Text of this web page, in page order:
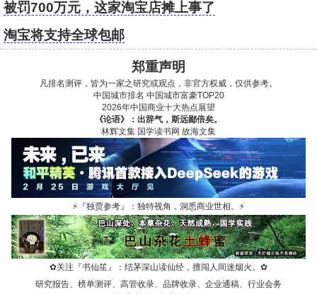
被罚700万元，这家淘宝店摊上事了
淘宝将支持全球包邮
郑重声明
凡排名测评，皆为一家之研究或观点，非官方权威，仅供参考。
中国城市排名 中国城市富豪TOP20
2026年中国商业十大热点展望
《论语》：出辞气，斯远鄙倍矣。
林辉文集 国学读书网 故海文集
⚡ 『独贾参考』：独特视角，洞悉商业世相。 ⚡
✿关注『书仙笙』：结茅深山读仙经，擅闯人间迷烟火。 ✿
研究报告、榜单测评、高管收录、品牌收录、企业通稿、行业会务